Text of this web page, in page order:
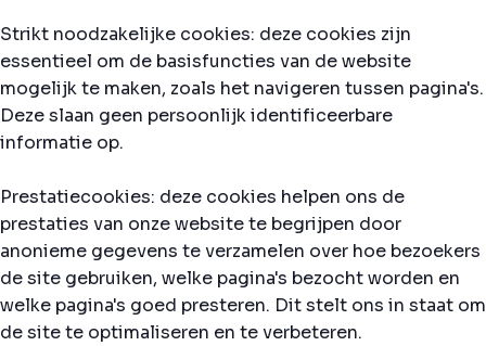
Strikt noodzakelijke cookies: deze cookies zijn
essentieel om de basisfuncties van de website
mogelijk te maken, zoals het navigeren tussen pagina's.
Deze slaan geen persoonlijk identificeerbare
informatie op.
Prestatiecookies: deze cookies helpen ons de
prestaties van onze website te begrijpen door
anonieme gegevens te verzamelen over hoe bezoekers
de site gebruiken, welke pagina's bezocht worden en
welke pagina's goed presteren. Dit stelt ons in staat om
de site te optimaliseren en te verbeteren.